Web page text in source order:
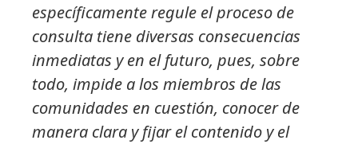
específicamente regule el proceso de
consulta tiene diversas consecuencias
inmediatas y en el futuro, pues, sobre
todo, impide a los miembros de las
comunidades en cuestión, conocer de
manera clara y fijar el contenido y el